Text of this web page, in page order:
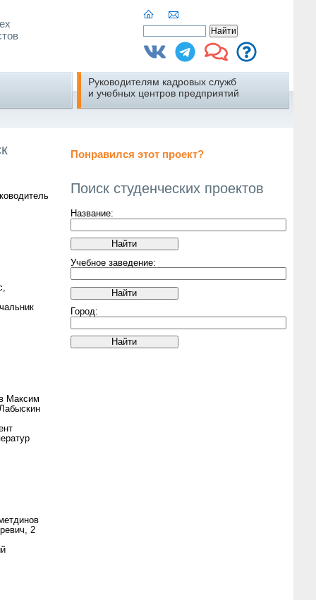
Руководителям кадровых служб
и учебных центров предприятий
Понравился этот проект?
Поиск студенческих проектов
Название:
Учебное заведение:
Город:
Максим
2